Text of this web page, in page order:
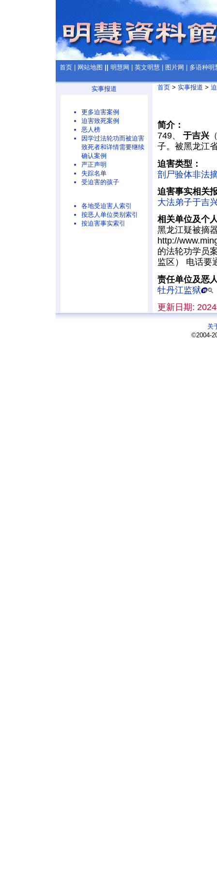
首页 网站地图 明慧网 英文明慧 图片网 多语种明
实事报道
更多迫害案例
迫害致死案例
恶人榜
因学过法轮功而被迫害
致死者和详情需要继续
确认案例
严正声明
失踪名单
受迫害的孩子
各地受迫害人索引
按恶人单位类别索引
按迫害事实索引
首页 > 实事报道 >
简介：
749、
于吉兴
子。被黑龙江
迫害类型：
剖尸验体非法
迫害事实相关
大法弟子于吉
相关单位及个
黑龙江疑被摘
http://
的法轮功学员
监区）
电话要
责任单位及恶
牡丹江监狱
更新日期:
关
©2004-